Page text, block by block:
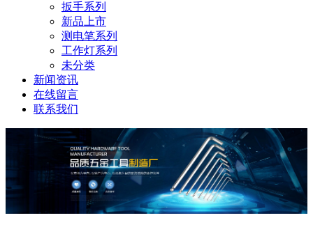
扳手系列
新品上市
测电笔系列
工作灯系列
未分类
新闻资讯
在线留言
联系我们